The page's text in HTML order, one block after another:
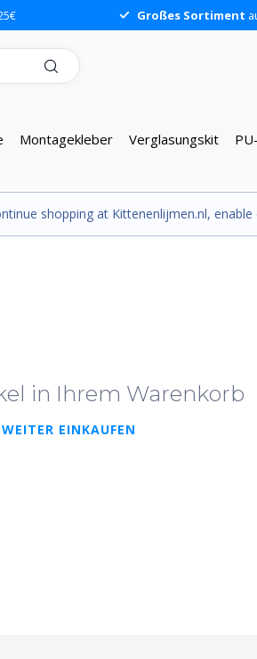
Großes Sortiment
Montagekleber Verglasungskit
shopping at Kittenenlijmen.nl,
in Ihrem Warenkorb
WEITER EINKAUFEN